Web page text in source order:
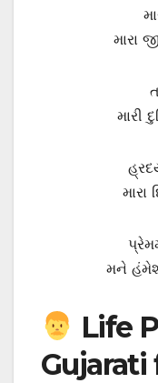
મારા
મારી
મને
Life
Gujarati